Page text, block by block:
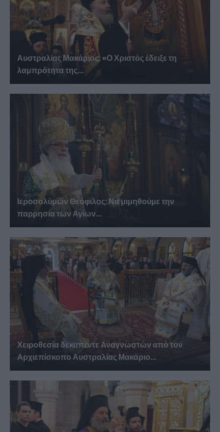
Αυστραλίας Μακάριος: «Ο Χριστός έδειξε τη
λαμπρότητα της...
Ιεροσολύμων Θεόφιλος: Να μιμηθούμε την
παρρησία των Αγίων...
Χειροθεσία δεκαπέντε Αναγνωστών από τον
Αρχιεπίσκοπο Αυστραλίας Μακάριο...